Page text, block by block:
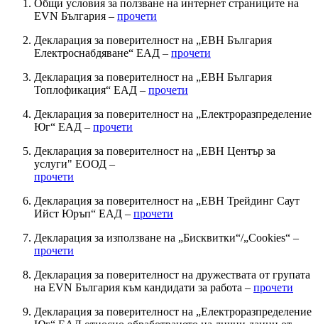
Общи условия за ползване на интернет страниците на
EVN България – прочети
Декларация за поверителност на „ЕВН България
Електроснабдяване“ ЕАД – прочети
Декларация за поверителност на „ЕВН България
Топлофикация“ ЕАД – прочети
Декларация за поверителност на „Електроразпределение
Юг“ ЕАД – прочети
Декларация за поверителност на „ЕВН Център за
услуги" ЕООД –
прочети
Декларация за поверителност на „ЕВН Трейдинг Саут
Ийст Юръп“ ЕАД – прочети
Декларация за използване на „Бисквитки“/„Cookies“ –
прочети
Декларация за поверителност на дружествата от групата
на EVN България към кандидати за работа – прочети
Декларация за поверителност на „Електроразпределение